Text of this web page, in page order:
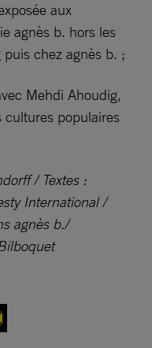
aux
agnès b. hors les
chez agnès b. ;
Mehdi Ahoudig,
cultures populaires
/ Textes :
International /
agnès b./